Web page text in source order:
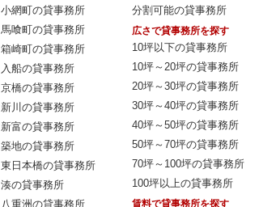
小網町の貸事務所
馬喰町の貸事務所
箱崎町の貸事務所
入船の貸事務所
京橋の貸事務所
新川の貸事務所
新富の貸事務所
築地の貸事務所
東日本橋の貸事務所
湊の貸事務所
八重洲の貸事務所
分割可能の貸事務所
広さで貸事務所を探す
10坪以下の貸事務所
10坪～20坪の貸事務所
20坪～30坪の貸事務所
30坪～40坪の貸事務所
40坪～50坪の貸事務所
50坪～70坪の貸事務所
70坪～100坪の貸事務所
100坪以上の貸事務所
賃料で貸事務所を探す